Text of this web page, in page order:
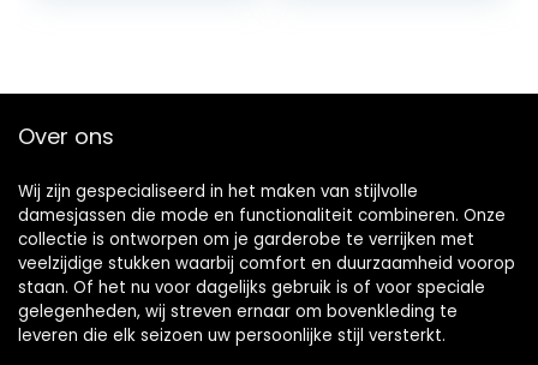
Windbreaker, Ideal
Over ons
Wij zijn gespecialiseerd in het maken van stijlvolle
damesjassen die mode en functionaliteit combineren. Onze
collectie is ontworpen om je garderobe te verrijken met
veelzijdige stukken waarbij comfort en duurzaamheid voorop
staan. Of het nu voor dagelijks gebruik is of voor speciale
gelegenheden, wij streven ernaar om bovenkleding te
leveren die elk seizoen uw persoonlijke stijl versterkt.